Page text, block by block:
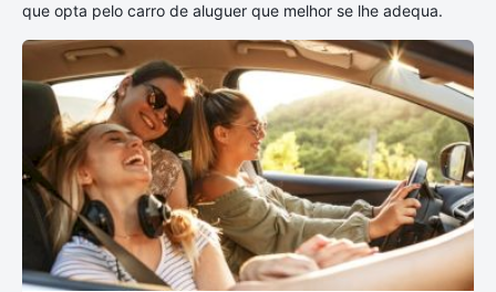
que opta pelo carro de aluguer que melhor se lhe adequa.